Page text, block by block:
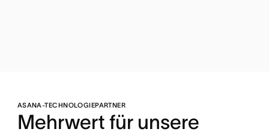
ASANA-TECHNOLOGIEPARTNER
Mehrwert für unsere